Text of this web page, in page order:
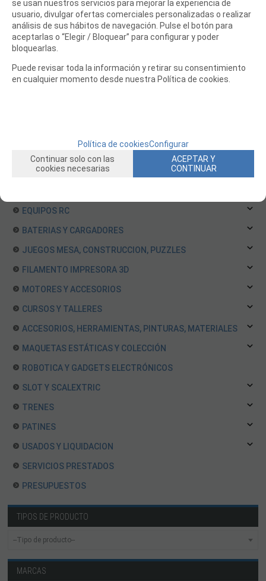
Repuestos Team Magic
Repuestos ThunderTiger
Repuestos Traxxas
Repuestos VRX
Repuestos WLToys Coches
Repuestos RGT
BARCOS RC
EQUIPOS RC
BATERIAS Y CARGADORES
JUEGOS MESA, CONSTRUCCION, PUZZLES
FILAMENTO IMPRESORA 3D
MOTORES Y ACCESORIOS
CURSOS Y TALLERES
ACCESORIOS, HERRAMIENTAS, PINTURAS, MATERIALES
MAQUETAS ESTÁTICAS Y COLECCIÓN
ROBOTICA Y GADGETS ELECTRÓNICOS
SLOT Y SCALEXTRIC
TRENES
PATINES
USADOS Y LIQUIDACION
SERVICIOS PRESTADOS
PRESUPUESTOS
TIPOS DE PRODUCTO
MARCAS
se usan nuestros servicios para mejorar la experiencia de
usuario, divulgar ofertas comerciales personalizadas o realizar
análisis de sus hábitos de navegación. Pulse el botón para
aceptarlas o “Elegir / Bloquear” para configurar y poder
bloquearlas.
Puede revisar toda la información y retirar su consentimiento
en cualquier momento desde nuestra Política de cookies.
Política de cookiesConfigurar
Continuar solo con las
cookies necesarias
ACEPTAR Y
CONTINUAR